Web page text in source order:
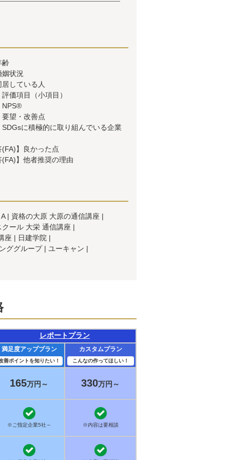
齢
姻状況
居している人
評価項目（小項目）
NPS®
要望・改善点
SDGsに積極的に取り組んでいる企業
(FA)】良かった点
(FA)】他者推奨の理由
資格の大原 大原の通信講座
クール 大栄 通信講座
座
日建学院
ググループ
ユーキャン
レポートプラン
満足度アッププラン
善ポイントを知りたい！
カスタムプラン
こんなの作ってほしい！
165万円～ 330万円～
※ご指定企業5社～ ※内容は要相談